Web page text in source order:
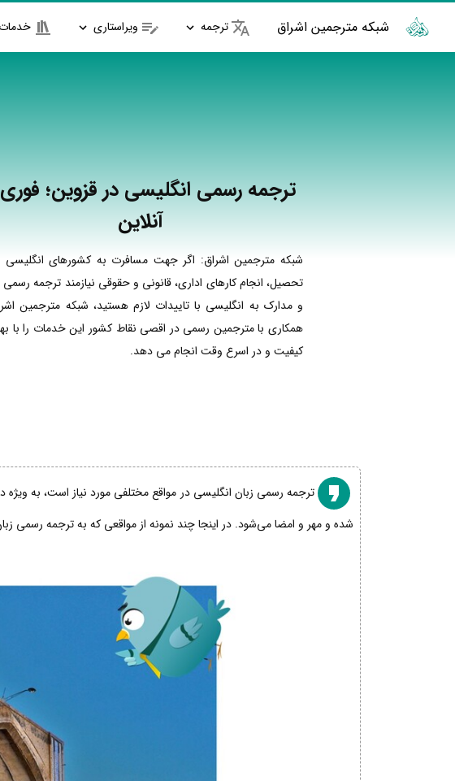
شبکه مترجمین اشراق ترجمه ویراستاری
ترجمه رسمی انگلیسی در قزوین؛
آنلاین
شبکه مترجمین اشراق: اگر جهت مسافرت به کشورهای انگلیسی
تحصیل، انجام کارهای اداری، قانونی و حقوقی نیازمند ترجمه رسمی
و مدارک به انگلیسی با تاییدات لازم هستید، شبکه مترجمین
همکاری با مترجمین رسمی در اقصی نقاط کشور این خدمات را با
کیفیت و در اسرع وقت انجام می دهد.
ترجمه رسمی زبان انگلیسی در مواقع مختلفی مورد نیاز است، به ویژه
شده و مهر و امضا می‌شود. در اینجا چند نمونه از مواقعی که به ترجمه رسمی